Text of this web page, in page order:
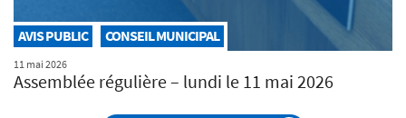
AVIS PUBLIC CONSEIL MUNICIPAL
11 mai 2026
Assemblée régulière – lundi le 11 mai 2026